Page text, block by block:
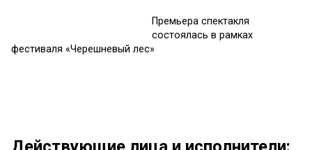
Премьера спектакля
состоялась в рамках
фестиваля «Черешневый лес»